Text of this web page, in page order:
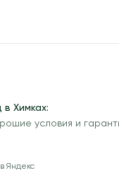
в Химках:
условия и
Яндекс